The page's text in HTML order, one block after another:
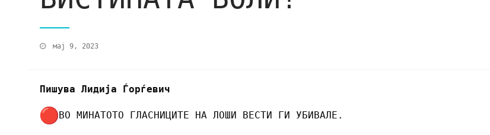
мај 9, 2023
Пишува Лидија Ѓорѓевич
ВО МИНАТОТО ГЛАСНИЦИТЕ НА ЛОШИ ВЕСТИ ГИ УБИВАЛЕ.